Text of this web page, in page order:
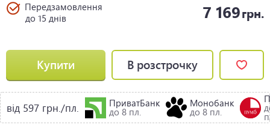
7 169грн.
Передзамовлення
до 15 днів
Купити В розстрочку
від 597 грн./пл. ПриватБанк
до 8 пл.
Монобанк
до 8 пл.